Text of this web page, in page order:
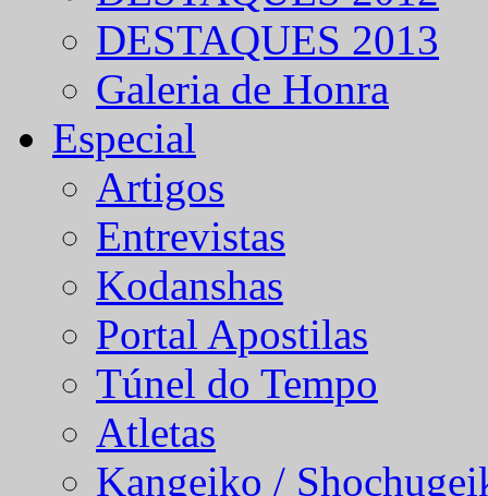
DESTAQUES 2013
Galeria de Honra
Especial
Artigos
Entrevistas
Kodanshas
Portal Apostilas
Túnel do Tempo
Atletas
Kangeiko /